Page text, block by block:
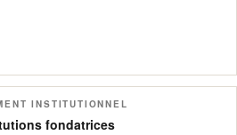
INSTITUTIONNEL
fondatrices